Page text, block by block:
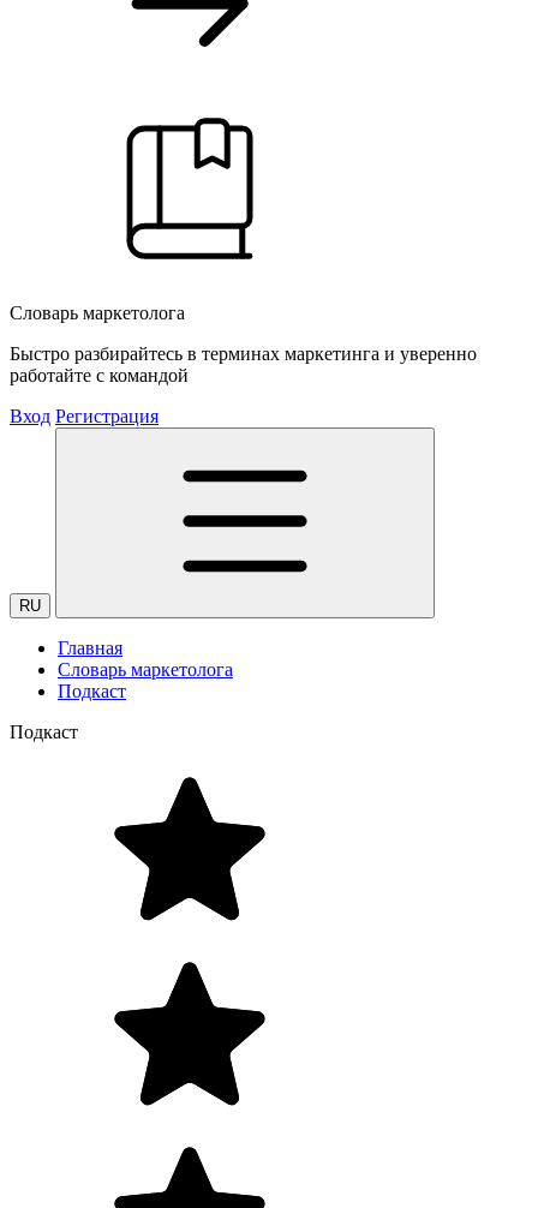
Словарь маркетолога
Быстро разбирайтесь в терминах маркетинга и уверенно
работайте с командой
Вход Регистрация
RU
Главная
Словарь маркетолога
Подкаст
Подкаст